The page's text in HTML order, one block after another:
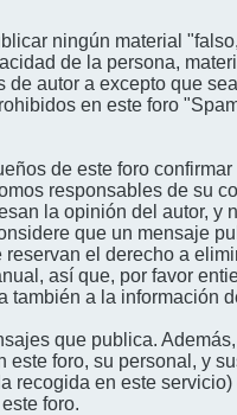
ningún material
de la persona,
autor a excepto que
en este foro
de este foro
responsables de su
la opinión del autor,
que un mensaje
el derecho a
así que, por favor
también a la información
que publica.
foro, su personal, y
recogida en este
foro.